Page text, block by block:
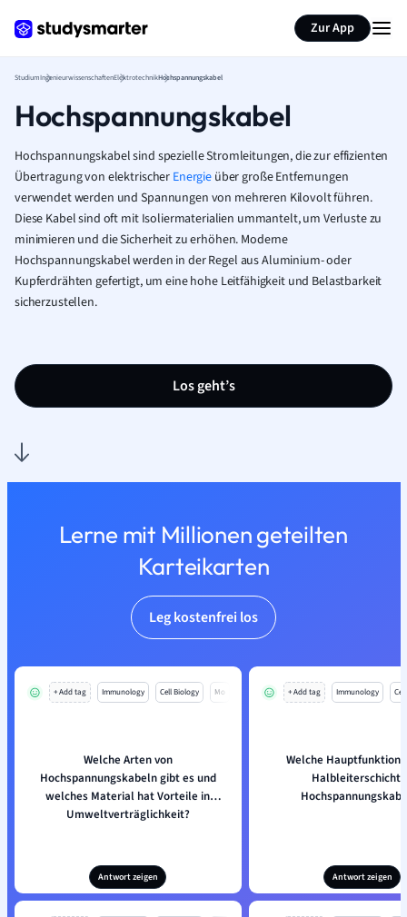
Zur App
StudiumIngenieurwissenschaftenElektrotechnikHochspannungskabel
Hochspannungskabel
Hochspannungskabel sind spezielle Stromleitungen, die zur effizienten
Übertragung von elektrischer Energieüber große Entfernungen
verwendet werden und Spannungen von mehreren Kilovolt führen.
Diese Kabel sind oft mit Isoliermaterialien ummantelt, um Verluste zu
minimieren und die Sicherheit zu erhöhen. Moderne
Hochspannungskabel werden in der Regel aus Aluminium- oder
Kupferdrähten gefertigt, um eine hohe Leitfähigkeit und Belastbarkeit
sicherzustellen.
Los geht’s
Lerne mit Millionen geteilten
Karteikarten
Leg kostenfrei los
+ Add tag Immunology Cell Biology Mo
Welche Arten von
Hochspannungskabeln gibt es und
welches Material hat Vorteile in
Umweltverträglichkeit?
Antwort zeigen
+ Add tag Immunology
Welche Hauptfunktion
Halbleiterschicht
Antwort zeigen